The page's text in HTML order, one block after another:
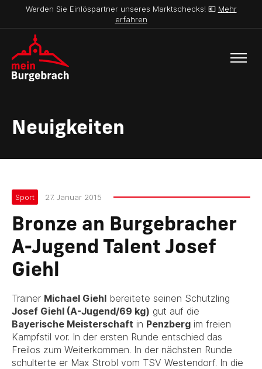
Werden Sie Einlöspartner unseres Marktschecks! 💶 Mehr
erfahren
Neuigkeiten
Sport 27. Januar 2015
Bronze an Burgebracher
A-Jugend Talent Josef
Giehl
Trainer Michael Giehl bereitete seinen Schützling
Josef Giehl (A-Jugend/69 kg) gut auf die
Bayerische Meisterschaft in Penzberg im freien
Kampfstil vor. In der ersten Runde entschied das
Freilos zum Weiterkommen. In der nächsten Runde
schulterte er Max Strobl vom TSV Westendorf. In die